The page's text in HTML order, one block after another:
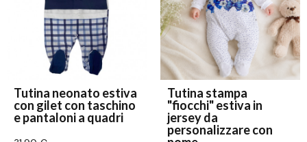
Tutina neonato estiva
con gilet con taschino
e pantaloni a quadri
Tutina stampa
"fiocchi" estiva in
jersey da
personalizzare con